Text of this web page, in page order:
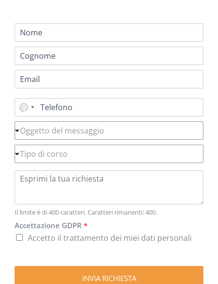
m
*
g
o
m
*
m
i
*
l
e
f
o
n
O
g
g
e
t
t
Oggetto del messaggio
T
c
o
r
s
o
Tipo di corso
r
i
m
i
u
Il limite è di 400 caratteri. Caratteri rimanenti: 400.
Accettazione GDPR *
Accetto il trattamento dei miei dati personali
INVIA RICHIESTA